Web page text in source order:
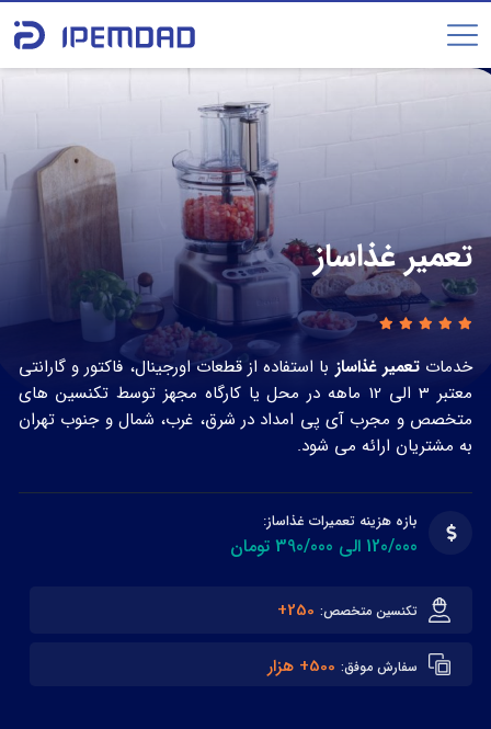
تعمیر غذاساز
خدماتتعمیر غذاساز با استفاده از قطعات اورجینال، فاکتور و گارانتی
معتبر 3 الی 12 ماهه در محل یا کارگاه مجهز توسط تکنسین های
متخصص و مجرب آی پی امداد در شرق، غرب، شمال و جنوب تهران
به مشتریان ارائه می شود.
بازه هزینه تعمیرات غذاساز:
120/000 الی 390/000 تومان
تکنسین متخصص: 250+
سفارش موفق: 500+ هزار